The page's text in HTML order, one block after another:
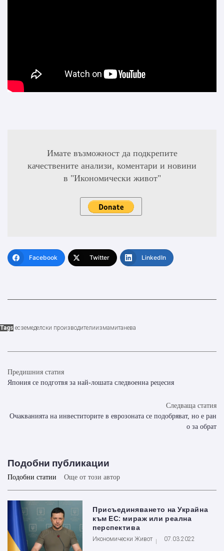
Имате възможност да подкрепите
качествените анализи, коментари и новини
в "Икономически живот"
Facebook Twitter LinkedIn
Tags есземеделски производителиизмамитанева
Предишния статия
Япония се подготвя за най-лошата следвоенна рецесия
Следваща статия
Очакванията на инвеститорите в еврозоната се подобряват, но е ран
о за обрат
Подобни публикации
Подобни статии Още от този автор
Присъединяването на Украйна
към ЕС: мираж или реална
перспектива
Икономически Живот 07.03.2022